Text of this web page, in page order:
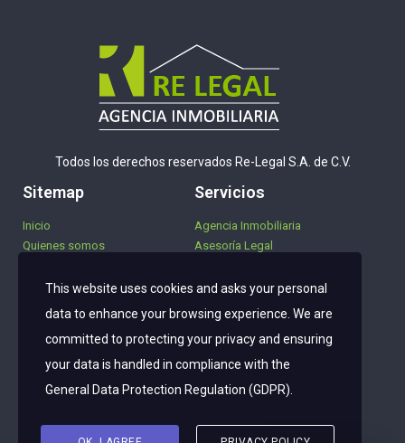
Todos los derechos reservados Re-Legal S.A. de C.V.
Sitemap
Inicio
Quienes somos
Servicios
Servicios
Agencia Inmobiliaria
Asesoría Legal
Síguenos
This website uses cookies and asks your personal
data to enhance your browsing experience. We are
committed to protecting your privacy and ensuring
your data is handled in compliance with the
General Data Protection Regulation (GDPR)